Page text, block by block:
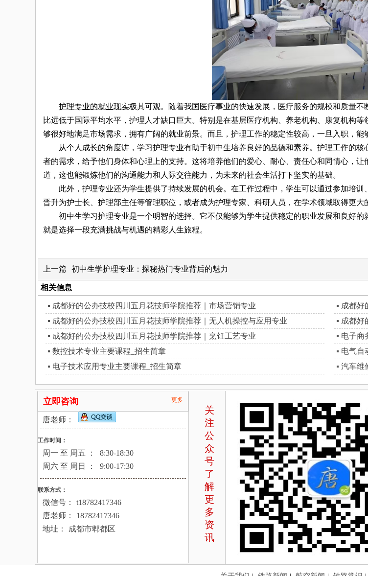
护理专业的就业现实极其可观。随着我国医疗事业的快速发展，医疗服务的规模和质量
比远低于国际平均水平，护理人才缺口巨大。特别是在基层医疗机构、养老机构、康复机构
够很好地满足市场需求，拥有广阔的就业前景。而且，护理工作的稳定性较高，一旦入职，能
从个人成长的角度讲，学习护理专业有助于初中生培养良好的品德和素养。护理工作的核
者的需求，给予他们身体和心理上的支持。这将培养他们的爱心、耐心、责任心和同情心，
道，这也能锻炼他们的沟通能力和人际交往能力，为未来的社会生活打下坚实的基础。
此外，护理专业还为学生提供了持续发展的机会。在工作过程中，学生可以通过参加培训
晋升为护士长、护理部主任等管理职位，或者成为护理专家、科研人员，在学术领域取得更大
初中生学习护理专业是一个明智的选择。它不仅能够为学生提供稳定的职业发展和良好的
就是选择一段充满挑战与机遇的精彩人生旅程。
上一篇 初中生学护理专业：探秘热门专业背后的魅力
相关信息
成都好的公办技校四川五月花技师学院推荐｜市场营销专业
成都好
成都好的公办技校四川五月花技师学院推荐｜无人机操控与应用专业
成都好
成都好的公办技校四川五月花技师学院推荐｜烹饪工艺专业
电子商
数控技术专业主要课程_招生简章
电气自
电子技术应用专业主要课程_招生简章
汽车维
立即咨询 更多
唐老师：
工作时间：
周一 至 周五 ：
8:30-18:30
周六 至 周日 ：
9:00-17:30
联系方式：
微信号：
t18782417346
唐老师：
18782417346
地址：
成都市郫都区
关
注
公
众
号
了
解
更
多
资
讯